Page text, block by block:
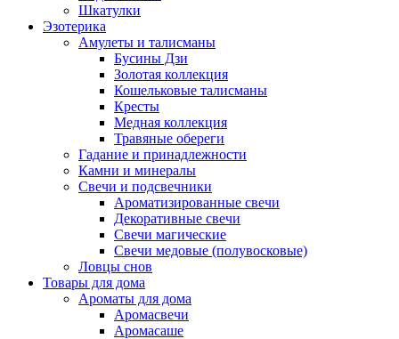
Шкатулки
Эзотерика
Амулеты и талисманы
Бусины Дзи
Золотая коллекция
Кошельковые талисманы
Кресты
Медная коллекция
Травяные обереги
Гадание и принадлежности
Камни и минералы
Свечи и подсвечники
Ароматизированные свечи
Декоративные свечи
Свечи магические
Свечи медовые (полувосковые)
Ловцы снов
Товары для дома
Ароматы для дома
Аромасвечи
Аромасаше